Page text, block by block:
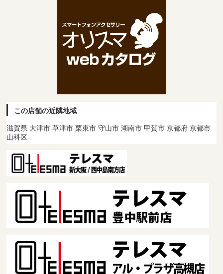
この店舗の近隣地域
滋賀県 大津市 草津市 栗東市 守山市 湖南市 甲賀市 京都府 京都市
山科区